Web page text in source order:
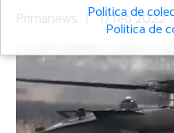
Primanews | 17 feb 2022
Politica de
Politica de